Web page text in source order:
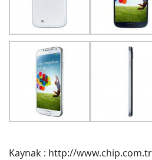
Kaynak : http://